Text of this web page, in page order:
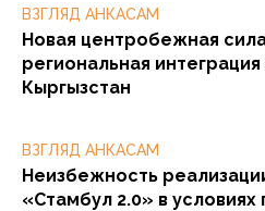
ВЗГЛЯД АНКАСАМ
Новая центробежная
региональная
Кыргызстан
ВЗГЛЯД АНКАСАМ
Неизбежность
«Стамбул 2.0» в условиях